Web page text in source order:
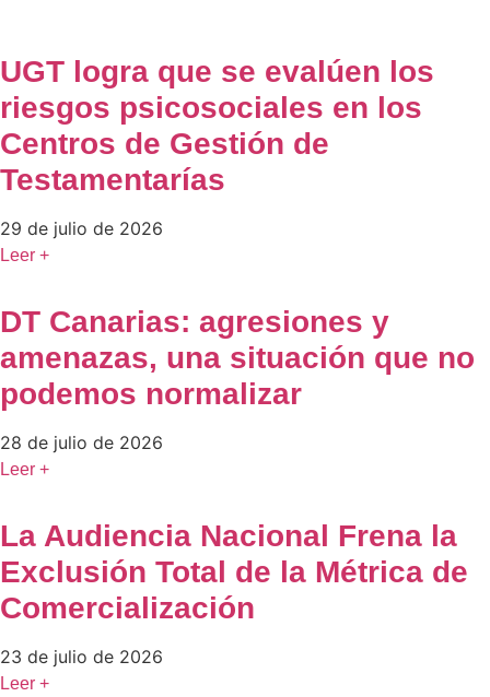
UGT logra que se evalúen los
riesgos psicosociales en los
Centros de Gestión de
Testamentarías
29 de julio de 2026
Leer +
DT Canarias: agresiones y
amenazas, una situación que no
podemos normalizar
28 de julio de 2026
Leer +
La Audiencia Nacional Frena la
Exclusión Total de la Métrica de
Comercialización
23 de julio de 2026
Leer +